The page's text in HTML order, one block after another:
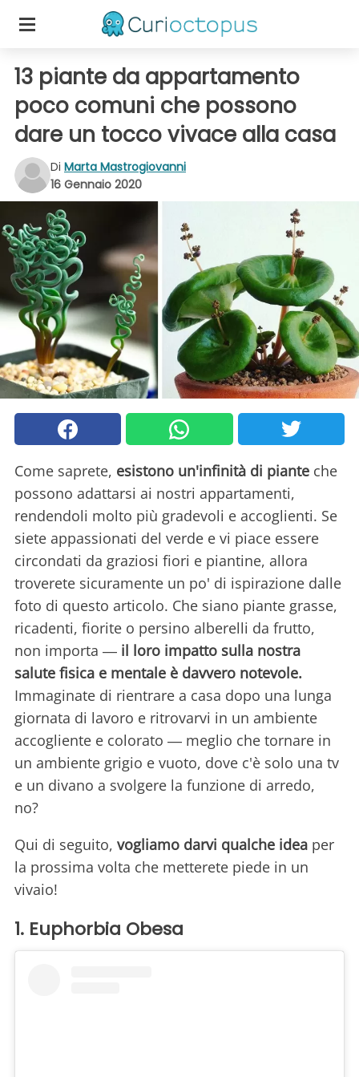
13 piante da appartamento
poco comuni che possono
dare un tocco vivace alla casa
Di Marta Mastrogiovanni
16 Gennaio 2020
Come saprete, esistono un'infinità di piante che
possono adattarsi ai nostri appartamenti,
rendendoli molto più gradevoli e accoglienti. Se
siete appassionati del verde e vi piace essere
circondati da graziosi fiori e piantine, allora
troverete sicuramente un po' di ispirazione dalle
foto di questo articolo. Che siano piante grasse,
ricadenti, fiorite o persino alberelli da frutto,
non importa ― il loro impatto sulla nostra
salute fisica e mentale è davvero notevole.
Immaginate di rientrare a casa dopo una lunga
giornata di lavoro e ritrovarvi in un ambiente
accogliente e colorato ― meglio che tornare in
un ambiente grigio e vuoto, dove c'è solo una tv
e un divano a svolgere la funzione di arredo,
no?
Qui di seguito, vogliamo darvi qualche idea per
la prossima volta che metterete piede in un
vivaio!
1. Euphorbia Obesa